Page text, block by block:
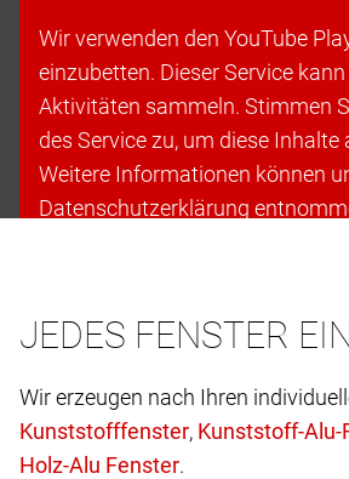
Wir verwenden den YouTube
einzubetten. Dieser Service
Aktivitäten sammeln. Stimmen
des Service zu, um diese Inhalte
Weitere Informationen können
Datenschutzerklärung
JEDES FENSTER
Wir erzeugen nach Ihren
,
.